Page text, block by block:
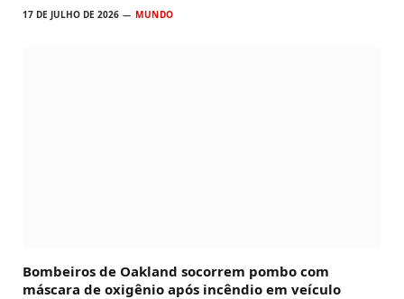
17 DE JULHO DE 2026 MUNDO
Bombeiros de Oakland socorrem pombo com
máscara de oxigênio após incêndio em veículo